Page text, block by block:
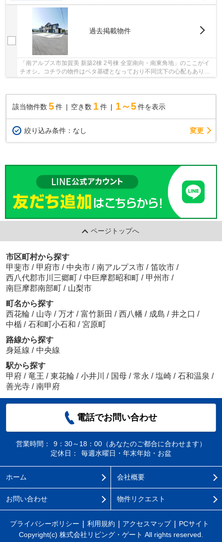
過去掲載物件
「南アルプス市加賀美 新築2棟 2号棟 全室南向・南東角地」のここがイ
チオシ。コチラの物件はベタ基礎となっており不同沈下の心配もありま
せん。設備も充実している新築戸建ての物件は...
該当物件数 5件 空き数 1 件 1～5 件を表示
絞り込み条件： なし 変更
ページトップへ
市区町村から探す
甲斐市 / 甲府市 / 中央市 / 南アルプス市 / 笛吹市 /
西八代郡市川三郷町 / 中巨摩郡昭和町 / 甲州市 /
南巨摩郡南部町 / 山梨市
町名から探す
西花輪 / 山寺 / 万才 / 富竹新田 / 西八幡 / 成島 / 井之口 /
中楯 / 石和町小石和 / 宮原町
路線から探す
身延線 / 中央線
駅から探す
甲府 / 竜王 / 東花輪 / 小井川 / 国母 / 常永 / 塩崎 / 石和温泉 /
善光寺 / 南甲府
電話でお問い合わせ
営業時間：
9：30～18：00（あなたのご都合に合わせます）
定休日：
毎週水曜日・年末年始・お盆
ホーム 会社概要
お問い合わせ 物件リクエスト
プライバシーポリシー 利用規約 アクセスマップ
PCサイト
Copyright(c) 株式会社リビング・ゲート All rights reserved.